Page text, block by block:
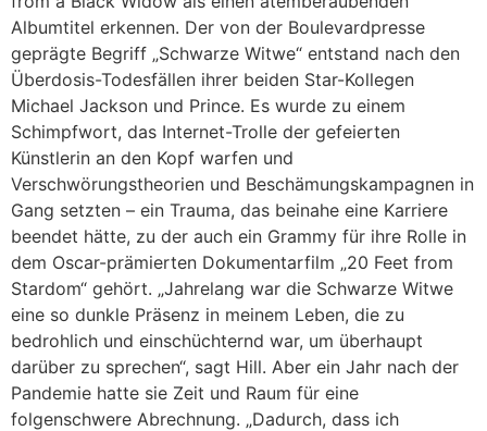
Albumtitel erkennen. Der von der Boulevardpresse
geprägte Begriff „Schwarze Witwe“ entstand nach den
Überdosis-Todesfällen ihrer beiden Star-Kollegen
Michael Jackson und Prince. Es wurde zu einem
Schimpfwort, das Internet-Trolle der gefeierten
Künstlerin an den Kopf warfen und
Verschwörungstheorien und Beschämungskampagnen in
Gang setzten – ein Trauma, das beinahe eine Karriere
beendet hätte, zu der auch ein Grammy für ihre Rolle in
dem Oscar-prämierten Dokumentarfilm „20 Feet from
Stardom“ gehört. „Jahrelang war die Schwarze Witwe
eine so dunkle Präsenz in meinem Leben, die zu
bedrohlich und einschüchternd war, um überhaupt
darüber zu sprechen“, sagt Hill. Aber ein Jahr nach der
Pandemie hatte sie Zeit und Raum für eine
folgenschwere Abrechnung. „Dadurch, dass ich